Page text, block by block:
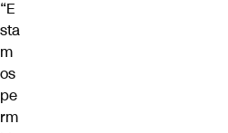
“E
sta
m
os
pe
rm